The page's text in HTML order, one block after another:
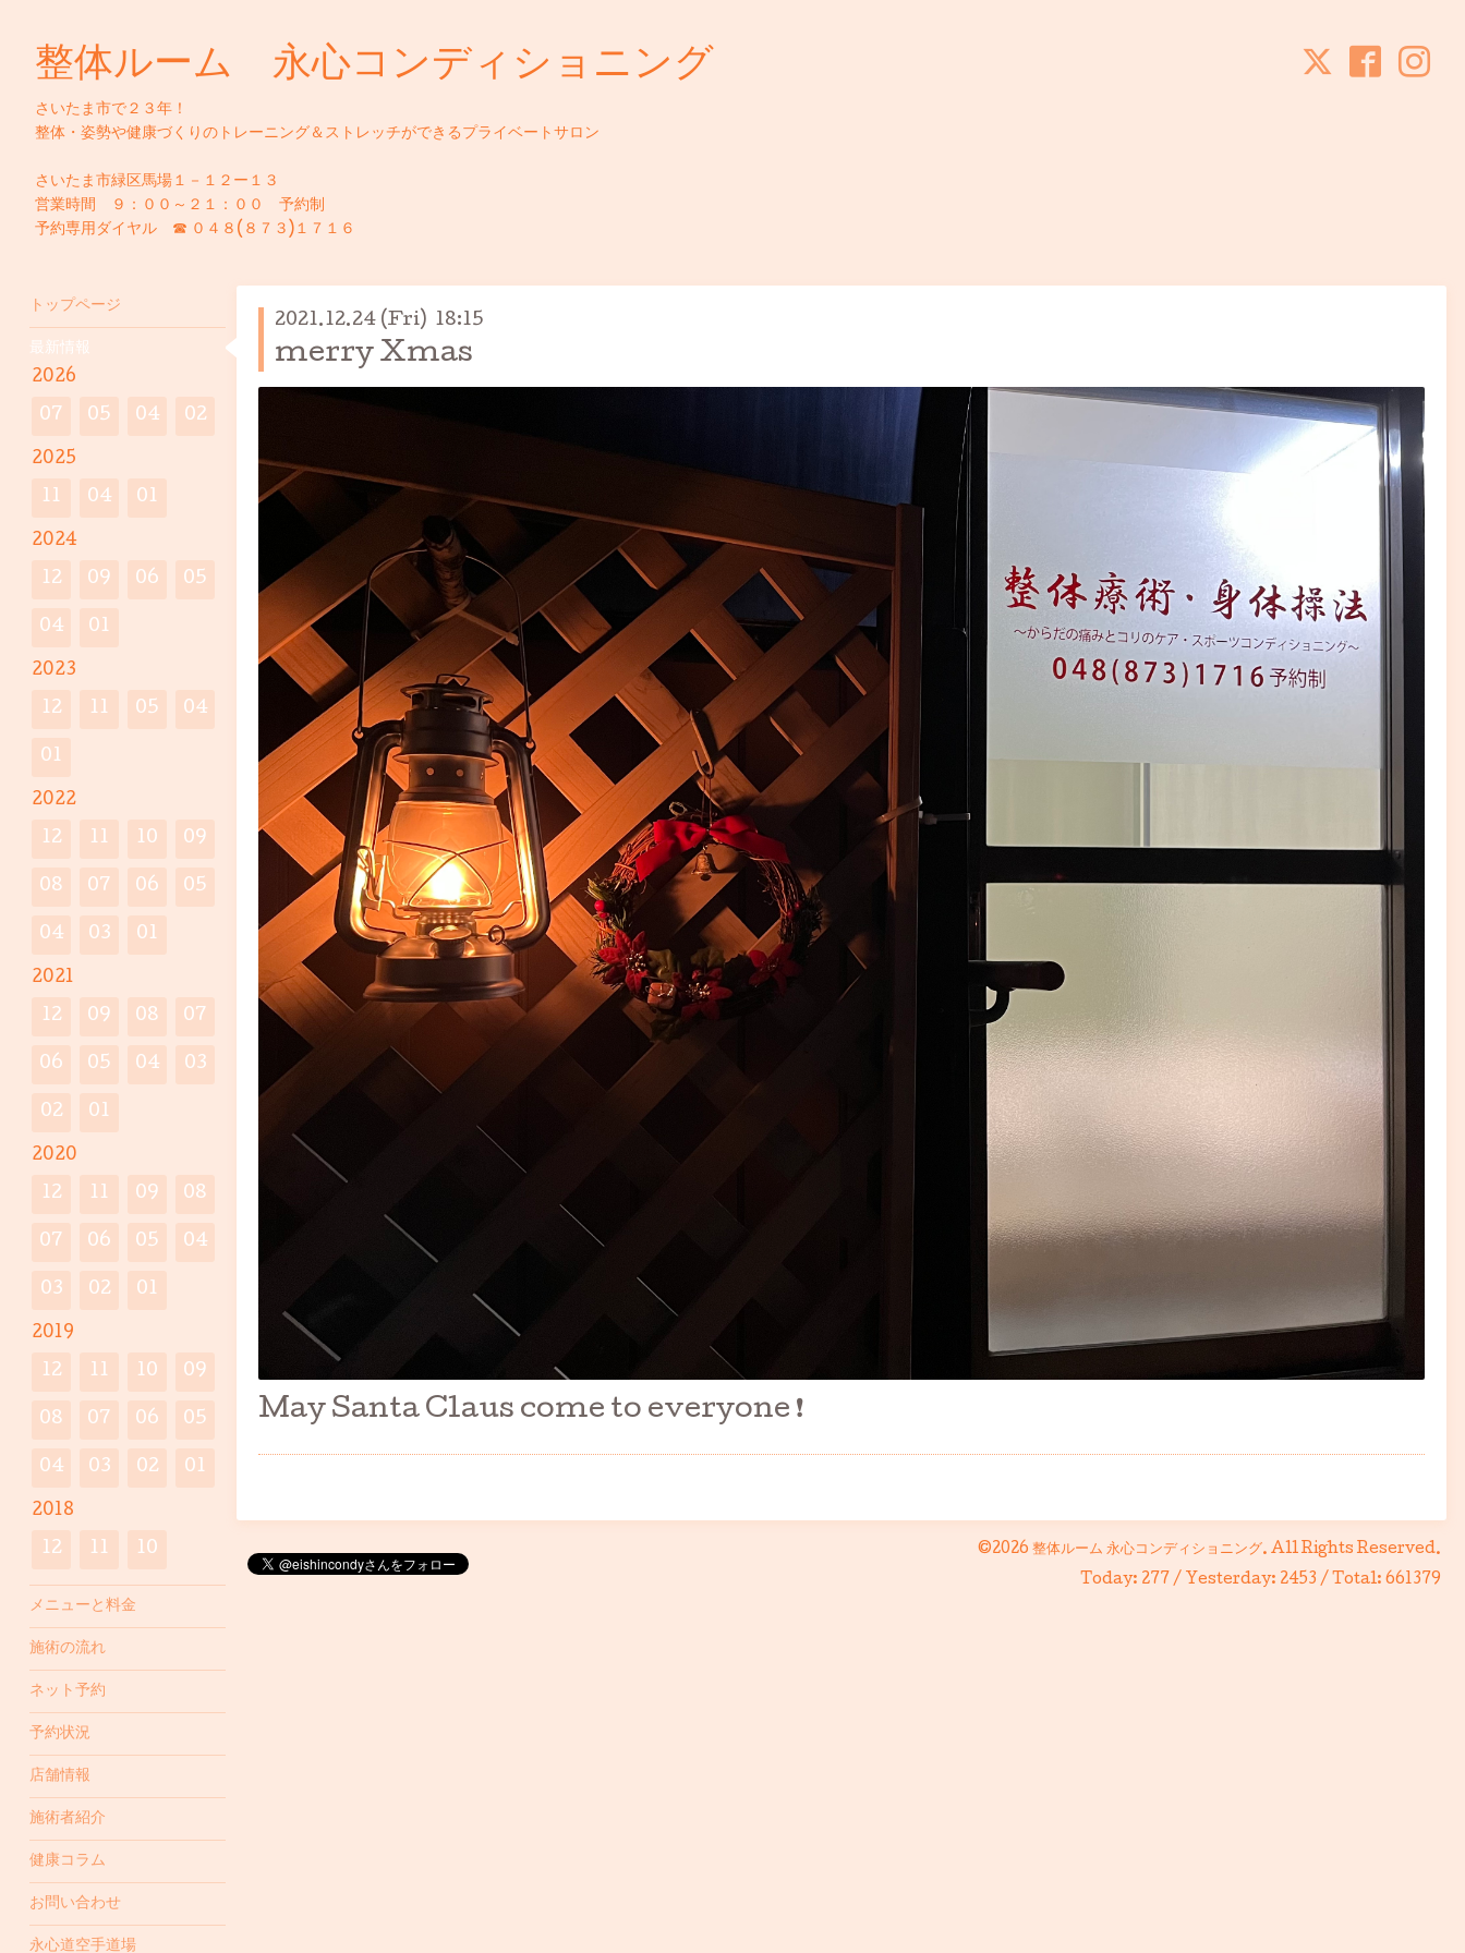
整体ルーム 永心コンディショニング
さいたま市で２３年！
整体・姿勢や健康づくりのトレーニング＆ストレッチができるプライベートサロン
さいたま市緑区馬場１－１２ー１３
営業時間 ９：００～２１：００ 予約制
予約専用ダイヤル ☎ ０４８(８７３)１７１６
2021.12.24 (Fri) 18:15
merry Xmas
May Santa Claus come to everyone ❗️
©2026 整体ルーム 永心コンディショニング. All Rights Reserved.
Today: 277 / Yesterday: 2453 / Total: 661379
トップページ
最新情報
2026
07 05 04 02
2025
11 04 01
2024
12 09 06 05
04 01
2023
12 11 05 04
01
2022
12 11 10 09
08 07 06 05
04 03 01
2021
12 09 08 07
06 05 04 03
02 01
2020
12 11 09 08
07 06 05 04
03 02 01
2019
12 11 10 09
08 07 06 05
04 03 02 01
2018
12 11 10
メニューと料金
施術の流れ
ネット予約
予約状況
店舗情報
施術者紹介
健康コラム
お問い合わせ
永心道空手道場